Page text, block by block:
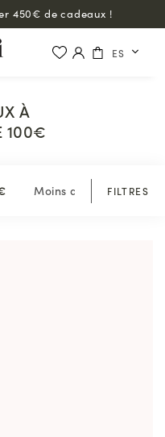
450€ de cadeaux !
ES
À
100€
Moins de 150€FILTRES